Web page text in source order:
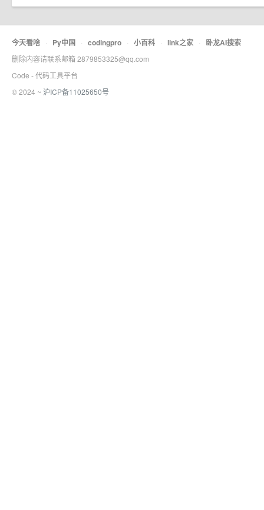
今天看啥 · Py中国 · codingpro · 小百科 · link之家 · 卧龙AI搜索
删除内容请联系邮箱 2879853325@qq.com
Code - 代码工具平台
© 2024 ~ 沪ICP备11025650号